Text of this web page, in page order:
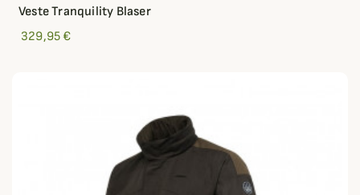
Veste Tranquility Blaser
329,95 €